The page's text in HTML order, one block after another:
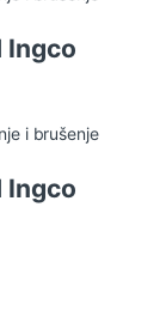
Ingco
i brušenje
Ingco